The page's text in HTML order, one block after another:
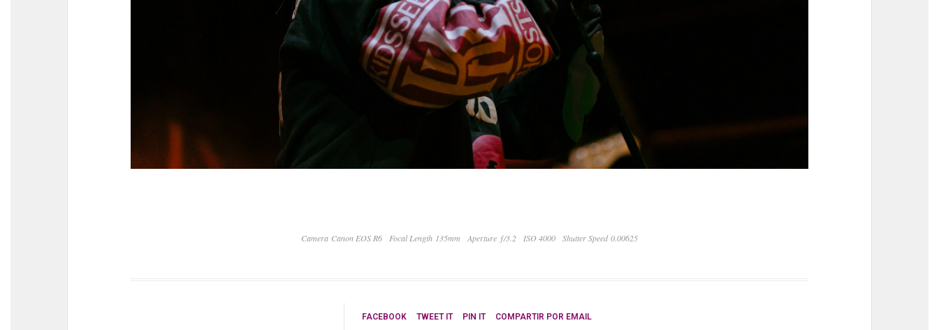
Camera Canon EOS R6 Focal Length 135mm Aperture ƒ/3.2 ISO 4000 Shutter Speed 0.00625
FACEBOOK TWEET IT PIN IT COMPARTIR POR EMAIL